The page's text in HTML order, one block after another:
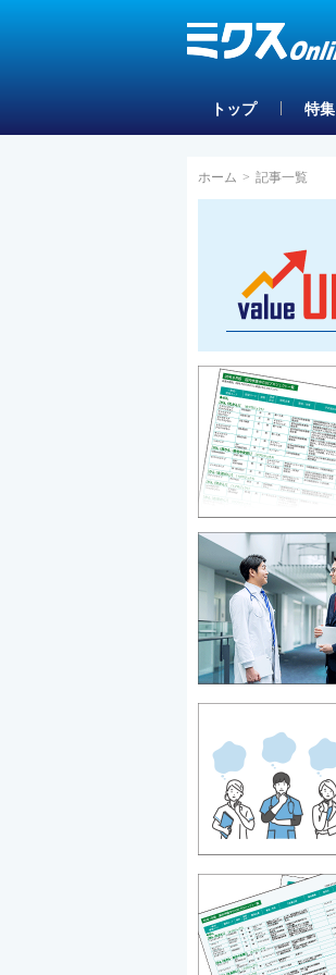
トップ 特集
ホーム > 記事一覧